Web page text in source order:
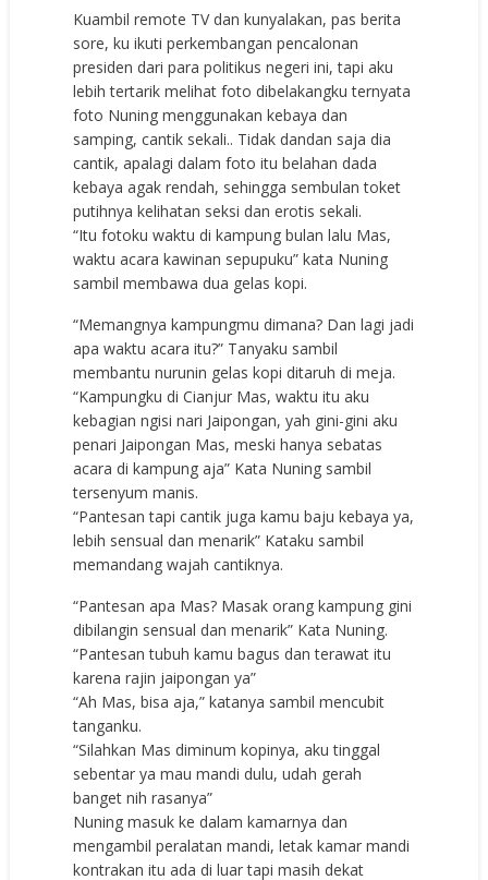
Kuambil remote TV dan kunyalakan, pas berita
sore, ku ikuti perkembangan pencalonan
presiden dari para politikus negeri ini, tapi aku
lebih tertarik melihat foto dibelakangku ternyata
foto Nuning menggunakan kebaya dan
samping, cantik sekali.. Tidak dandan saja dia
cantik, apalagi dalam foto itu belahan dada
kebaya agak rendah, sehingga sembulan toket
putihnya kelihatan seksi dan erotis sekali.
“Itu fotoku waktu di kampung bulan lalu Mas,
waktu acara kawinan sepupuku” kata Nuning
sambil membawa dua gelas kopi.
“Memangnya kampungmu dimana? Dan lagi jadi
apa waktu acara itu?” Tanyaku sambil
membantu nurunin gelas kopi ditaruh di meja.
“Kampungku di Cianjur Mas, waktu itu aku
kebagian ngisi nari Jaipongan, yah gini-gini aku
penari Jaipongan Mas, meski hanya sebatas
acara di kampung aja” Kata Nuning sambil
tersenyum manis.
“Pantesan tapi cantik juga kamu baju kebaya ya,
lebih sensual dan menarik” Kataku sambil
memandang wajah cantiknya.
“Pantesan apa Mas? Masak orang kampung gini
dibilangin sensual dan menarik” Kata Nuning.
“Pantesan tubuh kamu bagus dan terawat itu
karena rajin jaipongan ya”
“Ah Mas, bisa aja,” katanya sambil mencubit
tanganku.
“Silahkan Mas diminum kopinya, aku tinggal
sebentar ya mau mandi dulu, udah gerah
banget nih rasanya”
Nuning masuk ke dalam kamarnya dan
mengambil peralatan mandi, letak kamar mandi
kontrakan itu ada di luar tapi masih dekat